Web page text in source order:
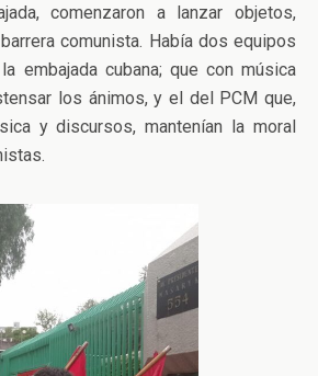
comenzaron a lanzar objetos,
comunista. Había dos equipos
embajada cubana; que con música
los ánimos, y el del PCM que,
y discursos, mantenían la moral